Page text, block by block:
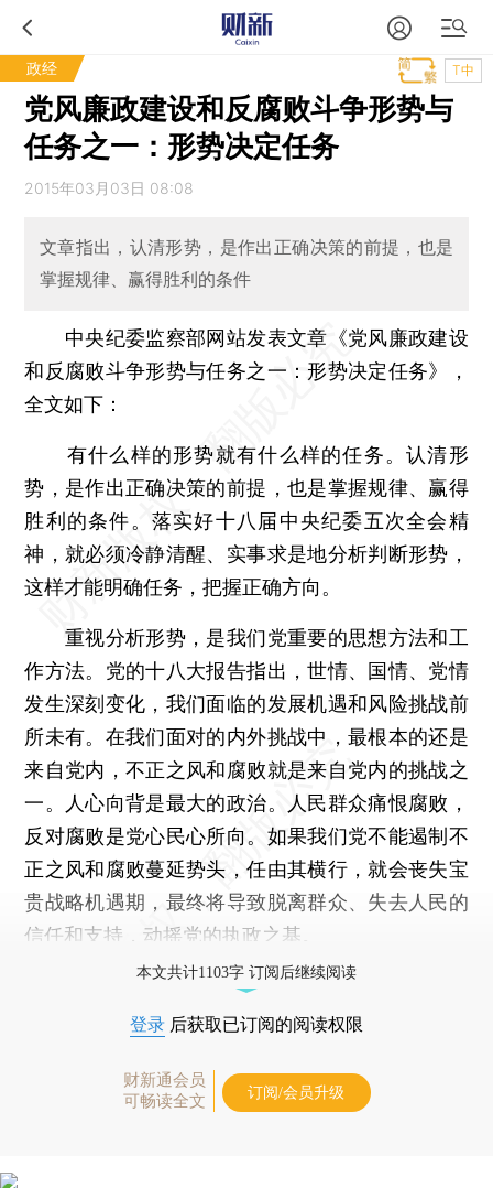
政经 T中
党风廉政建设和反腐败斗争形势与
任务之一：形势决定任务
2015年03月03日 08:08
文章指出，认清形势，是作出正确决策的前提，也是
掌握规律、赢得胜利的条件
中央纪委监察部网站发表文章《党风廉政建设
和反腐败斗争形势与任务之一：形势决定任务》，
全文如下：
有什么样的形势就有什么样的任务。认清形
势，是作出正确决策的前提，也是掌握规律、赢得
胜利的条件。落实好十八届中央纪委五次全会精
神，就必须冷静清醒、实事求是地分析判断形势，
这样才能明确任务，把握正确方向。
重视分析形势，是我们党重要的思想方法和工
作方法。党的十八大报告指出，世情、国情、党情
发生深刻变化，我们面临的发展机遇和风险挑战前
所未有。在我们面对的内外挑战中，最根本的还是
来自党内，不正之风和腐败就是来自党内的挑战之
一。人心向背是最大的政治。人民群众痛恨腐败，
反对腐败是党心民心所向。如果我们党不能遏制不
正之风和腐败蔓延势头，任由其横行，就会丧失宝
贵战略机遇期，最终将导致脱离群众、失去人民的
信任和支持，动摇党的执政之基。
本文共计1103字 订阅后继续阅读
登录 后获取已订阅的阅读权限
财新通会员
可畅读全文
订阅/会员升级